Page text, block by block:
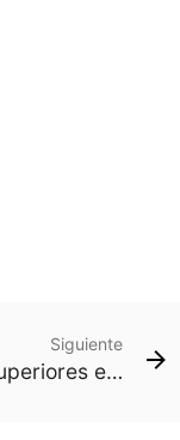
Siguiente
Sumas superiores e inferiores. Integral de Riemann.